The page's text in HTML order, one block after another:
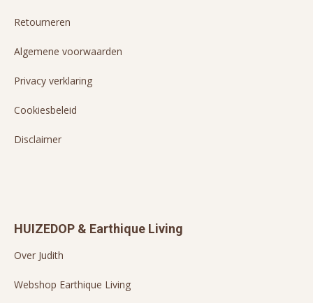
Retourneren
Algemene voorwaarden
Privacy verklaring
Cookiesbeleid
Disclaimer
HUIZEDOP & Earthique Living
Over Judith
Webshop Earthique Living